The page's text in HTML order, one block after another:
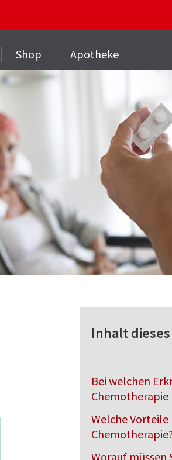
Shop Apotheke
Inhalt
Bei welchen
Chemotherapie
Welche
Worauf müssen